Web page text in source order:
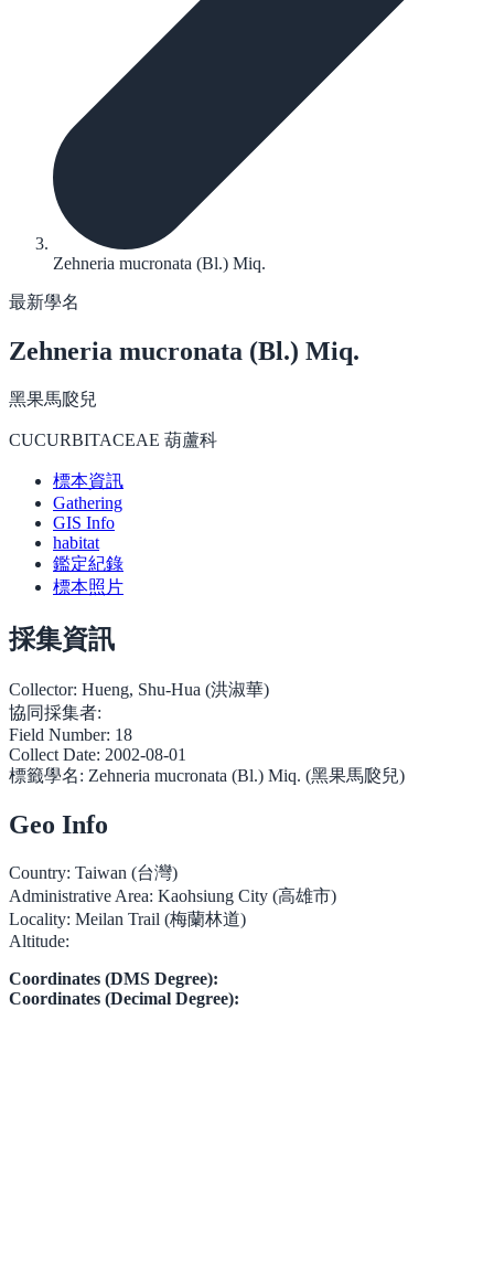
Zehneria mucronata (Bl.) Miq.
最新學名
Zehneria mucronata (Bl.) Miq.
黑果馬㼎兒
CUCURBITACEAE 葫蘆科
標本資訊
Gathering
GIS Info
habitat
鑑定紀錄
標本照片
採集資訊
Collector: Hueng, Shu-Hua (洪淑華)
協同採集者:
Field Number: 18
Collect Date: 2002-08-01
標籤學名: Zehneria mucronata (Bl.) Miq. (黑果馬㼎兒)
Geo Info
Country: Taiwan (台灣)
Administrative Area: Kaohsiung City (高雄市)
Locality: Meilan Trail (梅蘭林道)
Altitude:
Coordinates (DMS Degree):
Coordinates (Decimal Degree):